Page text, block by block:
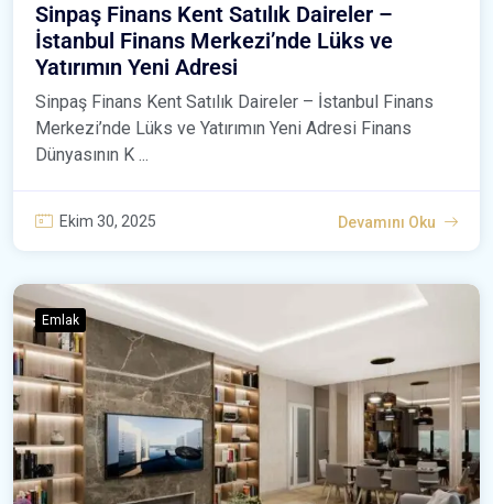
Sinpaş Finans Kent Satılık Daireler –
İstanbul Finans Merkezi’nde Lüks ve
Yatırımın Yeni Adresi
Sinpaş Finans Kent Satılık Daireler – İstanbul Finans
Merkezi’nde Lüks ve Yatırımın Yeni Adresi Finans
Dünyasının K ...
Ekim 30, 2025 Devamını Oku
Emlak